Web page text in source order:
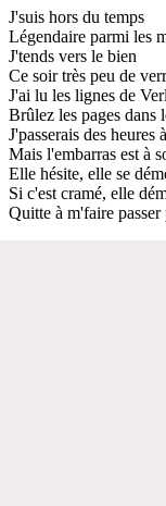
J'suis hors du temps
Légendaire parmi les
J'tends vers le bien
Ce soir très peu de
J'ai lu les lignes de
Brûlez les pages dans
J'passerais des heures
Mais l'embarras est à
Elle hésite, elle se
Si c'est cramé, elle
Quitte à m'faire